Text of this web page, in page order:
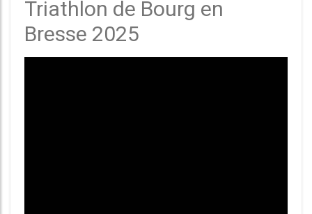
Triathlon de Bourg en
Bresse 2025